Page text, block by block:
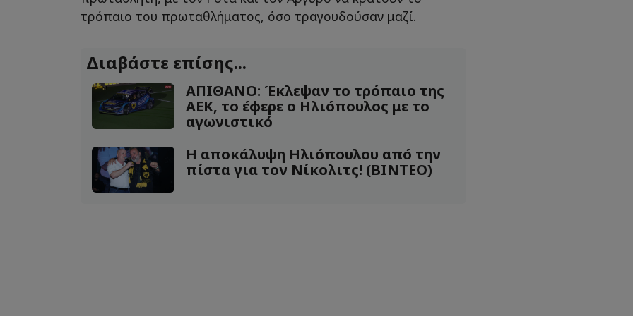
τρόπαιο του πρωταθλήματος, όσο τραγουδούσαν μαζί.
Διαβάστε επίσης...
ΑΠΙΘΑΝΟ: Έκλεψαν το τρόπαιο της
ΑΕΚ, το έφερε ο Ηλιόπουλος με το
αγωνιστικό
Η αποκάλυψη Ηλιόπουλου από την
πίστα για τον Νίκολιτς! (ΒΙΝΤΕΟ)